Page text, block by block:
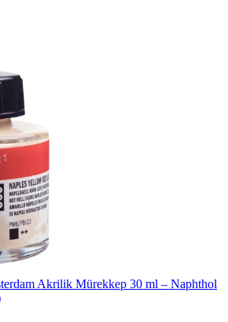
Akrilik Mürekkep 30 ml – Naphthol